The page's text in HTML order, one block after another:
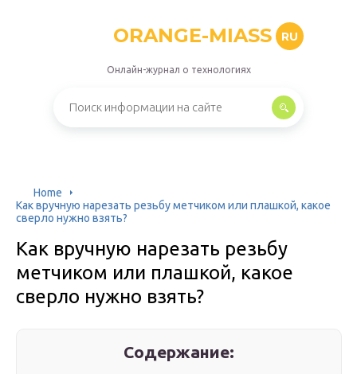
ORANGE-MIASS RU
Онлайн-журнал о технологиях
Home
Как вручную нарезать резьбу метчиком или плашкой, какое
сверло нужно взять?
Как вручную нарезать резьбу
метчиком или плашкой, какое
сверло нужно взять?
Содержание: